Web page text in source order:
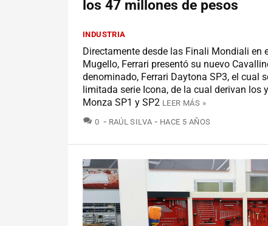
los 47 millones de pesos
INDUSTRIA
Directamente desde las Finali Mondiali en
Mugello, Ferrari presentó su nuevo
denominado, Ferrari Daytona SP3, el cual
limitada serie Icona, de la cual derivan los
Monza SP1 y SP2 LEER MÁS »
0 COMENTARIOS
RAÚL SILVA HACE 5 AÑOS